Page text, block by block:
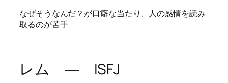
なぜそうなんだ？が口癖な当たり、人の感情を読み
取るのが苦手
レム ― ISFJ